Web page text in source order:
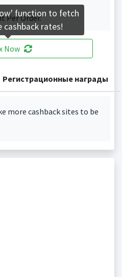
Per Order.
Now
Регистрационные награды
more cashback sites to be
function to fetch
rates!